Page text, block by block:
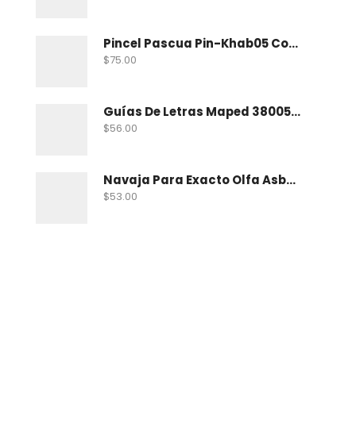
Pincel Pascua Pin-Khab05 Con 15
$75.00
Guías De Letras Maped 38005 No. 5
$56.00
Navaja Para Exacto Olfa Asbb-10 C/10 Nav
$53.00